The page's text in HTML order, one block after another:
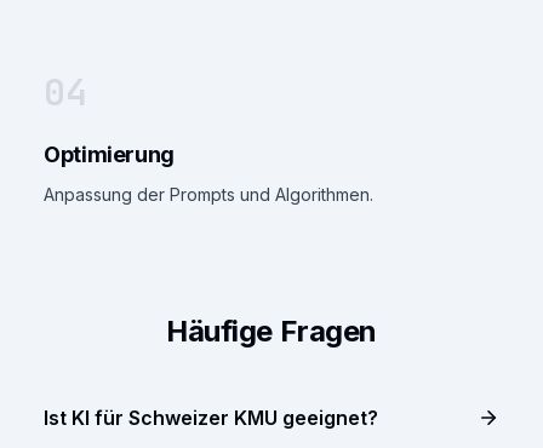
04
Optimierung
Anpassung der Prompts und Algorithmen.
Häufige Fragen
Ist KI für Schweizer KMU geeignet?